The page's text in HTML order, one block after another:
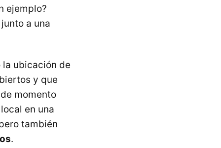
ejemplo?
a una
la ubicación de
y que
momento
en una
también
.